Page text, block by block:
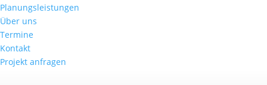
Planungsleistungen
Über uns
Termine
Kontakt
Projekt anfragen